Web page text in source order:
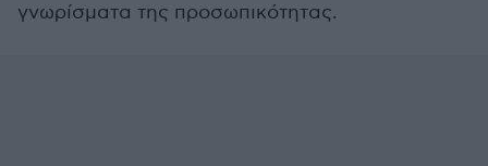
γνωρίσματα της προσωπικότητας.